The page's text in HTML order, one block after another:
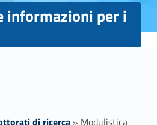
informazioni per i